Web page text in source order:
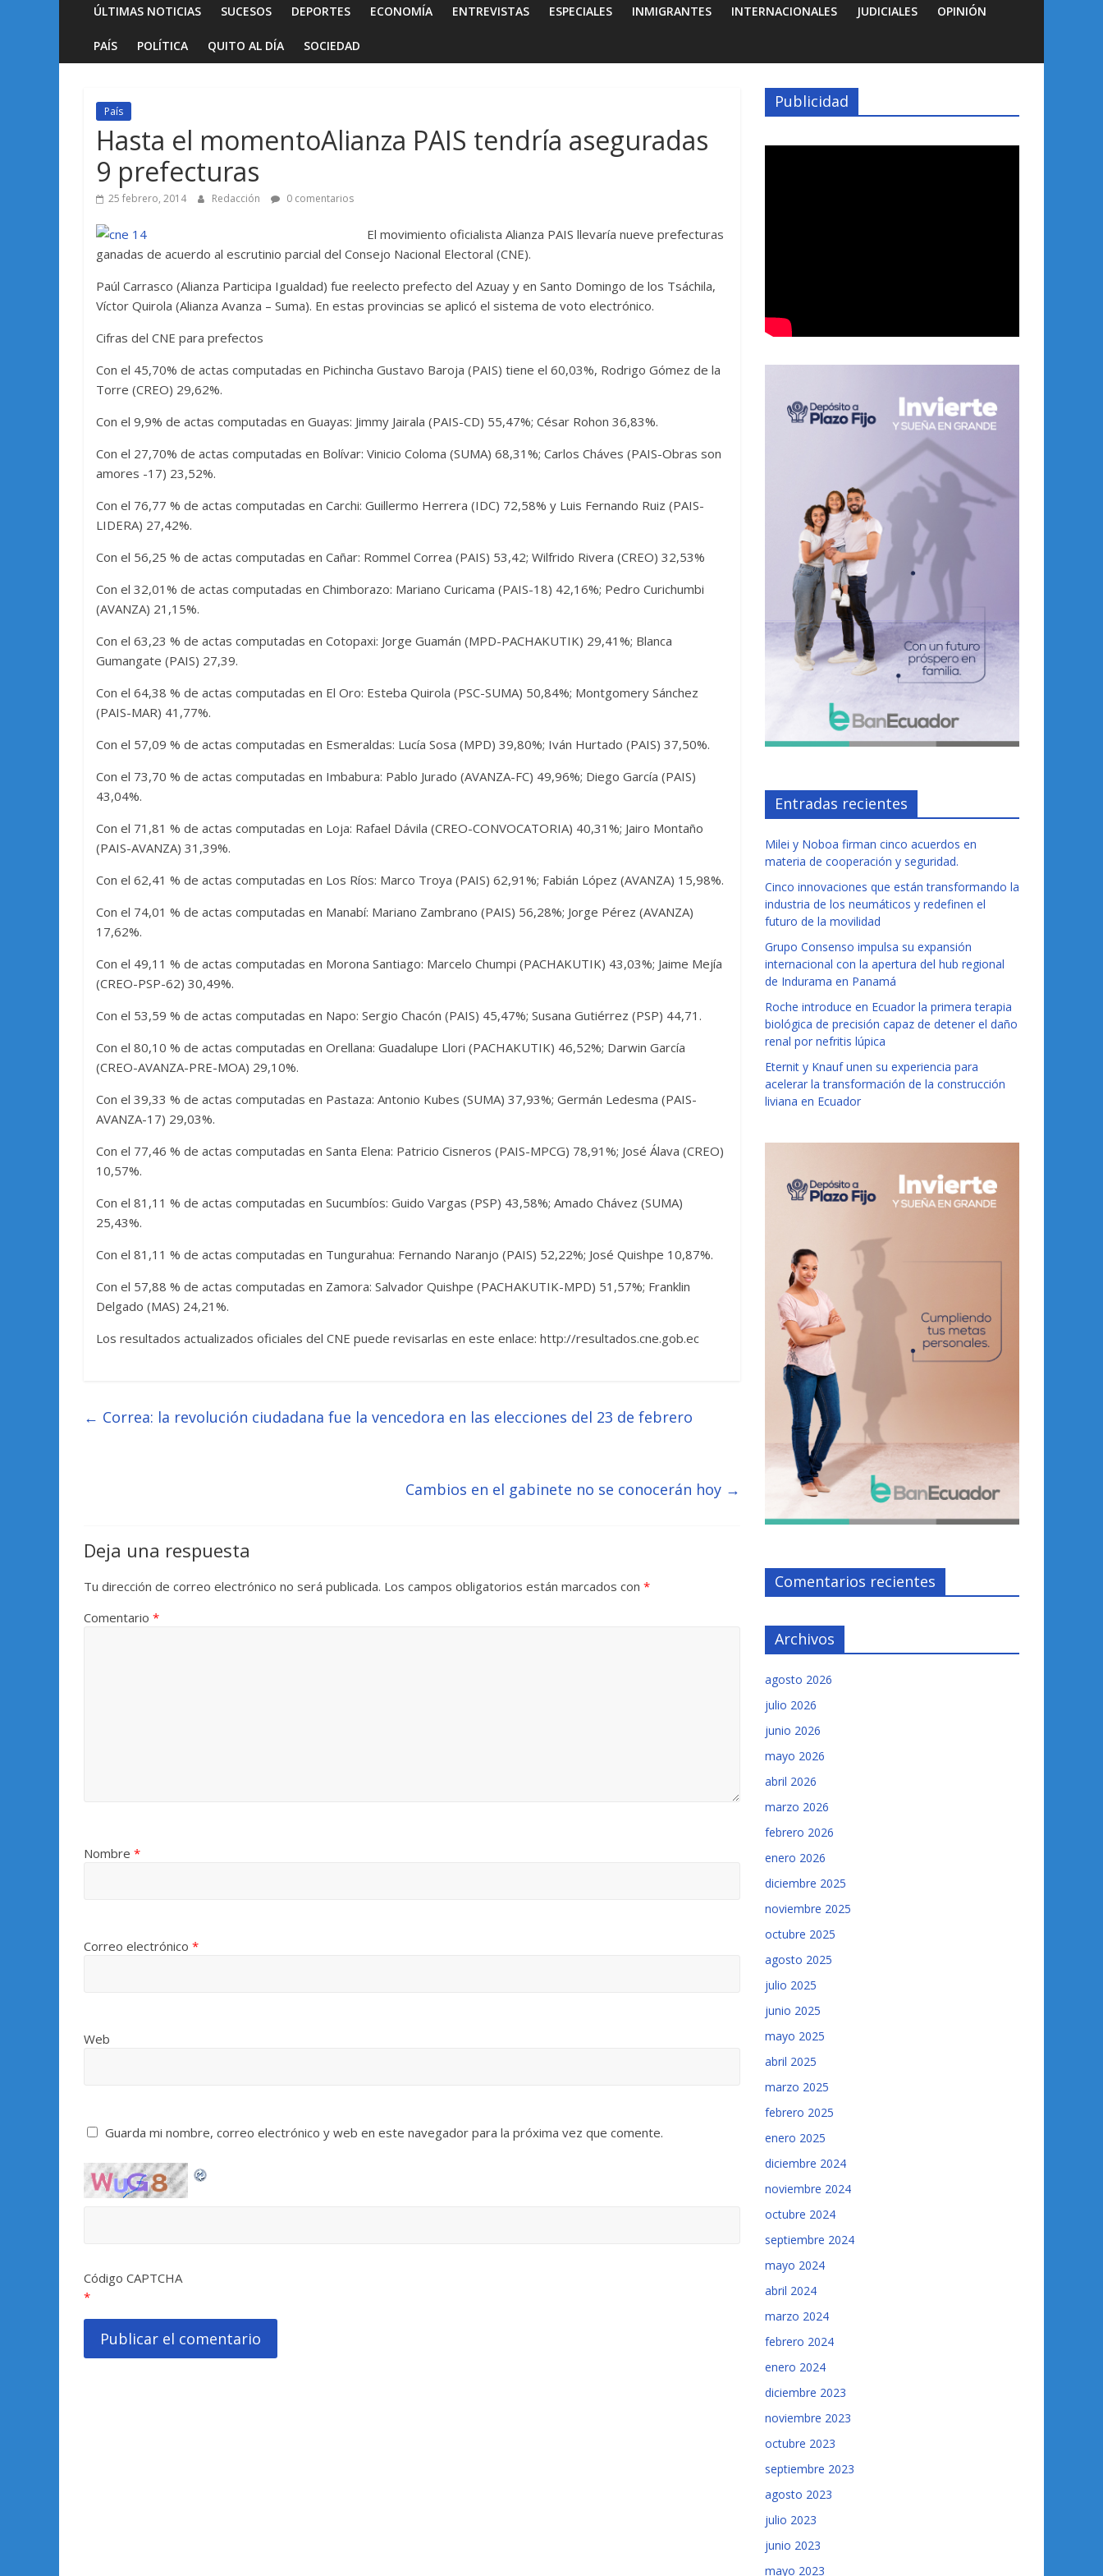
ÚLTIMAS NOTICIAS SUCESOS DEPORTES ECONOMÍA ENTREVISTAS ESPECIALES INMIGRANTES INTERNACIONALES JUDICIALES OPINIÓN
PAÍS POLÍTICA QUITO AL DÍA SOCIEDAD
País
Hasta el momentoAlianza PAIS tendría aseguradas
9 prefecturas
25 febrero, 2014 Redacción 0 comentarios
El movimiento oficialista Alianza PAIS llevaría nueve prefecturas
ganadas de acuerdo al escrutinio parcial del Consejo Nacional Electoral (CNE).
Paúl Carrasco (Alianza Participa Igualdad) fue reelecto prefecto del Azuay y en Santo Domingo de los Tsáchila,
Víctor Quirola (Alianza Avanza – Suma). En estas provincias se aplicó el sistema de voto electrónico.
Cifras del CNE para prefectos
Con el 45,70% de actas computadas en Pichincha Gustavo Baroja (PAIS) tiene el 60,03%, Rodrigo Gómez de la
Torre (CREO) 29,62%.
Con el 9,9% de actas computadas en Guayas: Jimmy Jairala (PAIS-CD) 55,47%; César Rohon 36,83%.
Con el 27,70% de actas computadas en Bolívar: Vinicio Coloma (SUMA) 68,31%; Carlos Cháves (PAIS-Obras son
amores -17) 23,52%.
Con el 76,77 % de actas computadas en Carchi: Guillermo Herrera (IDC) 72,58% y Luis Fernando Ruiz (PAIS-
LIDERA) 27,42%.
Con el 56,25 % de actas computadas en Cañar: Rommel Correa (PAIS) 53,42; Wilfrido Rivera (CREO) 32,53%
Con el 32,01% de actas computadas en Chimborazo: Mariano Curicama (PAIS-18) 42,16%; Pedro Curichumbi
(AVANZA) 21,15%.
Con el 63,23 % de actas computadas en Cotopaxi: Jorge Guamán (MPD-PACHAKUTIK) 29,41%; Blanca
Gumangate (PAIS) 27,39.
Con el 64,38 % de actas computadas en El Oro: Esteba Quirola (PSC-SUMA) 50,84%; Montgomery Sánchez
(PAIS-MAR) 41,77%.
Con el 57,09 % de actas computadas en Esmeraldas: Lucía Sosa (MPD) 39,80%; Iván Hurtado (PAIS) 37,50%.
Con el 73,70 % de actas computadas en Imbabura: Pablo Jurado (AVANZA-FC) 49,96%; Diego García (PAIS)
43,04%.
Con el 71,81 % de actas computadas en Loja: Rafael Dávila (CREO-CONVOCATORIA) 40,31%; Jairo Montaño
(PAIS-AVANZA) 31,39%.
Con el 62,41 % de actas computadas en Los Ríos: Marco Troya (PAIS) 62,91%; Fabián López (AVANZA) 15,98%.
Con el 74,01 % de actas computadas en Manabí: Mariano Zambrano (PAIS) 56,28%; Jorge Pérez (AVANZA)
17,62%.
Con el 49,11 % de actas computadas en Morona Santiago: Marcelo Chumpi (PACHAKUTIK) 43,03%; Jaime Mejía
(CREO-PSP-62) 30,49%.
Con el 53,59 % de actas computadas en Napo: Sergio Chacón (PAIS) 45,47%; Susana Gutiérrez (PSP) 44,71.
Con el 80,10 % de actas computadas en Orellana: Guadalupe Llori (PACHAKUTIK) 46,52%; Darwin García
(CREO-AVANZA-PRE-MOA) 29,10%.
Con el 39,33 % de actas computadas en Pastaza: Antonio Kubes (SUMA) 37,93%; Germán Ledesma (PAIS-
AVANZA-17) 29,03%.
Con el 77,46 % de actas computadas en Santa Elena: Patricio Cisneros (PAIS-MPCG) 78,91%; José Álava (CREO)
10,57%.
Con el 81,11 % de actas computadas en Sucumbíos: Guido Vargas (PSP) 43,58%; Amado Chávez (SUMA)
25,43%.
Con el 81,11 % de actas computadas en Tungurahua: Fernando Naranjo (PAIS) 52,22%; José Quishpe 10,87%.
Con el 57,88 % de actas computadas en Zamora: Salvador Quishpe (PACHAKUTIK-MPD) 51,57%; Franklin
Delgado (MAS) 24,21%.
Los resultados actualizados oficiales del CNE puede revisarlas en este enlace: http://resultados.cne.gob.ec
← Correa: la revolución ciudadana fue la vencedora en las elecciones del 23 de febrero
Cambios en el gabinete no se conocerán hoy →
Deja una respuesta
Tu dirección de correo electrónico no será publicada. Los campos obligatorios están marcados con *
Comentario *
Nombre *
Correo electrónico *
Web
Guarda mi nombre, correo electrónico y web en este navegador para la próxima vez que comente.
Código CAPTCHA
*
Publicidad
Entradas recientes
Milei y Noboa firman cinco acuerdos en
materia de cooperación y seguridad.
Cinco innovaciones que están transformando la
industria de los neumáticos y redefinen el
futuro de la movilidad
Grupo Consenso impulsa su expansión
internacional con la apertura del hub regional
de Indurama en Panamá
Roche introduce en Ecuador la primera terapia
biológica de precisión capaz de detener el daño
renal por nefritis lúpica
Eternit y Knauf unen su experiencia para
acelerar la transformación de la construcción
liviana en Ecuador
Comentarios recientes
Archivos
agosto 2026
julio 2026
junio 2026
mayo 2026
abril 2026
marzo 2026
febrero 2026
enero 2026
diciembre 2025
noviembre 2025
octubre 2025
agosto 2025
julio 2025
junio 2025
mayo 2025
abril 2025
marzo 2025
febrero 2025
enero 2025
diciembre 2024
noviembre 2024
octubre 2024
septiembre 2024
mayo 2024
abril 2024
marzo 2024
febrero 2024
enero 2024
diciembre 2023
noviembre 2023
octubre 2023
septiembre 2023
agosto 2023
julio 2023
junio 2023
mayo 2023